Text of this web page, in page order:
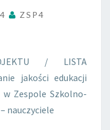
ZSP4
/ LISTA
jakości edukacji
w Zespole Szkolno-
nauczyciele